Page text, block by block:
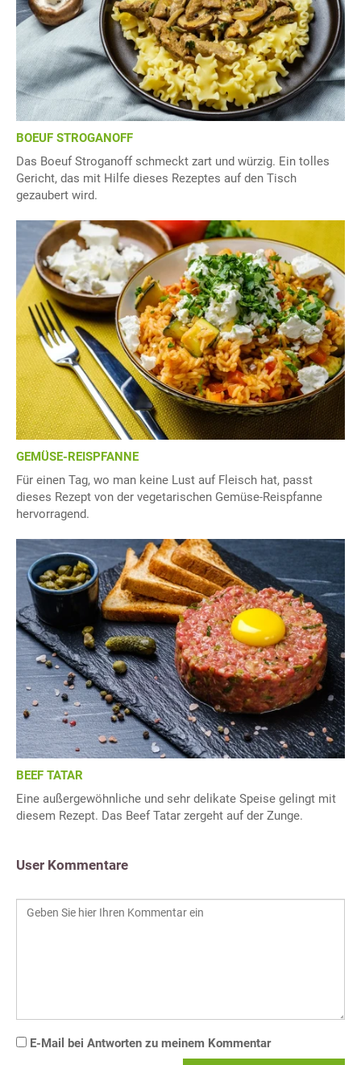
BOEUF STROGANOFF
Das Boeuf Stroganoff schmeckt zart und würzig. Ein tolles
Gericht, das mit Hilfe dieses Rezeptes auf den Tisch
gezaubert wird.
GEMÜSE-REISPFANNE
Für einen Tag, wo man keine Lust auf Fleisch hat, passt
dieses Rezept von der vegetarischen Gemüse-Reispfanne
hervorragend.
BEEF TATAR
Eine außergewöhnliche und sehr delikate Speise gelingt mit
diesem Rezept. Das Beef Tatar zergeht auf der Zunge.
User Kommentare
E-Mail bei Antworten zu meinem Kommentar